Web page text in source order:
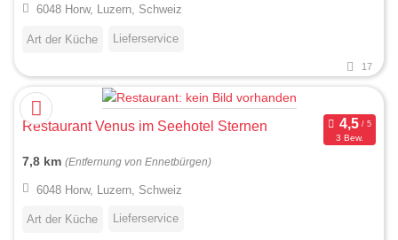
6048 Horw, Luzern, Schweiz
Art der Küche Lieferservice
17
Restaurant Venus im Seehotel Sternen
3 Bew.
7,8 km (Entfernung von Ennetbürgen)
6048 Horw, Luzern, Schweiz
Art der Küche Lieferservice